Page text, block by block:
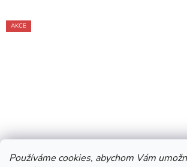
Používáme cookies, abychom Vám
AKCE